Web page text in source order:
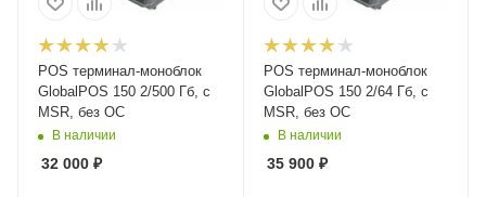
POS терминал-моноблок
GlobalPOS 150 2/500 Гб, с
MSR, без ОС
В наличии
32 000 ₽
POS терминал-моноблок
GlobalPOS 150 2/64 Гб, с
MSR, без ОС
В наличии
35 900₽